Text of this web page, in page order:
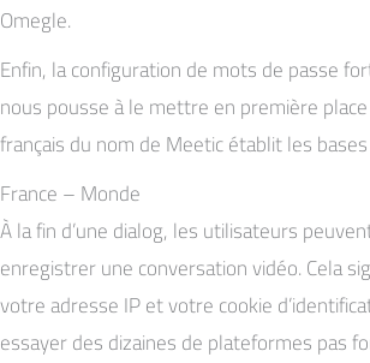
Omegle.
Enfin, la configuration de mots de passe
nous pousse à le mettre en première
français du nom de Meetic établit les
France – Monde
À la fin d’une dialog, les utilisateurs
enregistrer une conversation vidéo. Cela
votre adresse IP et votre cookie
essayer des dizaines de plateformes pas